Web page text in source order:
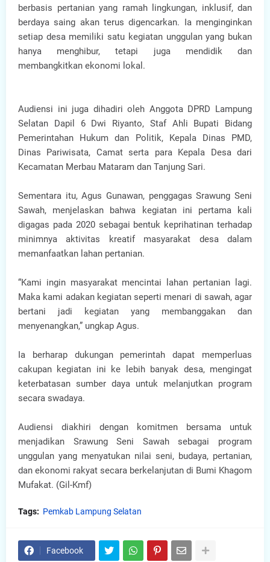
berbasis pertanian yang ramah lingkungan, inklusif, dan
berdaya saing akan terus digencarkan. Ia menginginkan
setiap desa memiliki satu kegiatan unggulan yang bukan
hanya menghibur, tetapi juga mendidik dan
membangkitkan ekonomi lokal.
Audiensi ini juga dihadiri oleh Anggota DPRD Lampung
Selatan Dapil 6 Dwi Riyanto, Staf Ahli Bupati Bidang
Pemerintahan Hukum dan Politik, Kepala Dinas PMD,
Dinas Pariwisata, Camat serta para Kepala Desa dari
Kecamatan Merbau Mataram dan Tanjung Sari.
Sementara itu, Agus Gunawan, penggagas Srawung Seni
Sawah, menjelaskan bahwa kegiatan ini pertama kali
digagas pada 2020 sebagai bentuk keprihatinan terhadap
minimnya aktivitas kreatif masyarakat desa dalam
memanfaatkan lahan pertanian.
“Kami ingin masyarakat mencintai lahan pertanian lagi.
Maka kami adakan kegiatan seperti menari di sawah, agar
bertani jadi kegiatan yang membanggakan dan
menyenangkan,” ungkap Agus.
Ia berharap dukungan pemerintah dapat memperluas
cakupan kegiatan ini ke lebih banyak desa, mengingat
keterbatasan sumber daya untuk melanjutkan program
secara swadaya.
Audiensi diakhiri dengan komitmen bersama untuk
menjadikan Srawung Seni Sawah sebagai program
unggulan yang menyatukan nilai seni, budaya, pertanian,
dan ekonomi rakyat secara berkelanjutan di Bumi Khagom
Mufakat. (Gil-Kmf)
Tags: Pemkab Lampung Selatan
Facebook